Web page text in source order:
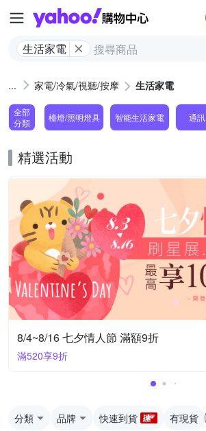
Yahoo購
生活家電
家電/冷氣/視聽/按摩 生活家電
全部
分類
檯燈/照明燈具 智能生活家電 通
精選活動
8/4~8/16 七夕情人節 滿額9折
滿520享9折
分類 品牌 快速到貨 有現貨